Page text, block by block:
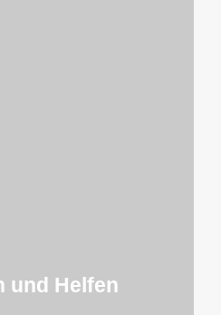
und Helfen